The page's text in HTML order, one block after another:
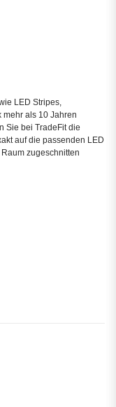
LED Stripes,
als 10 Jahren
Sie bei TradeFit die
auf die passenden LED
zugeschnitten